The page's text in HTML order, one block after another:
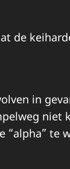
de
in
“alpha” te